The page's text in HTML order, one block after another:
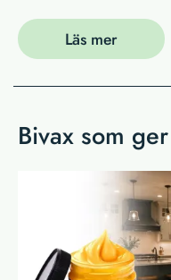
Läs mer
Bivax som